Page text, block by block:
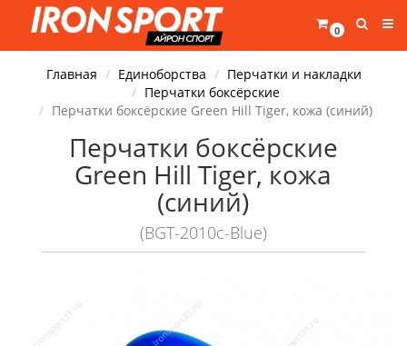
0
Главная Единоборства
Перчатки и накладки
Перчатки боксёрские
Перчатки боксёрские Green Hill Tiger, кожа (синий)
Перчатки боксёрские
Green Hill Tiger, кожа
(синий)
(BGT-2010c-Blue)